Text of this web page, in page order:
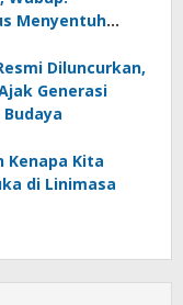
Menyentuh
Diluncurkan,
Generasi
Kenapa Kita
di Linimasa